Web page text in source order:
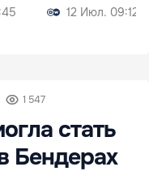
12 Июл. 09:12
1 547
стать
Бендерах